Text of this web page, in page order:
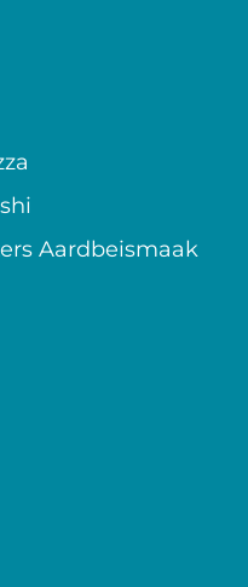
Aardbeismaak